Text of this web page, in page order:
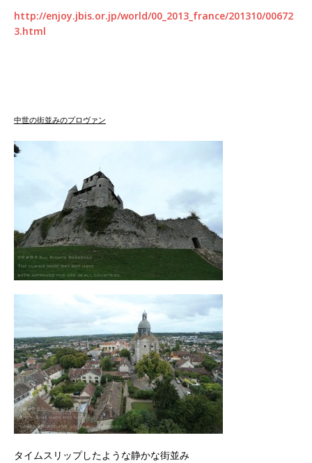
http://enjoy.jbis.or.jp/world/00_2013_france/201310/00672
3.html
中世の街並みのプロヴァン
タイムスリップしたような静かな街並み